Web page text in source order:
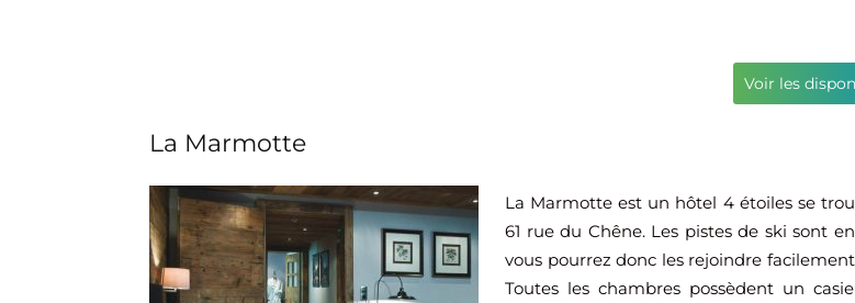
Voir les
La Marmotte
La Marmotte est un hôtel 4 étoiles se
61 rue du Chêne. Les pistes de ski sont
vous pourrez donc les rejoindre
Toutes les chambres possèdent un